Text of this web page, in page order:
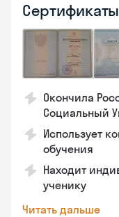
Сертификаты
Окончила
Социальный
Использует
обучения
Находит
ученику
Читать дальше